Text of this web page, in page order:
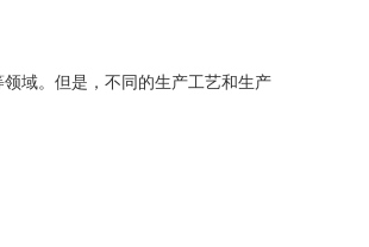
域。但是，不同的生产工艺和生产